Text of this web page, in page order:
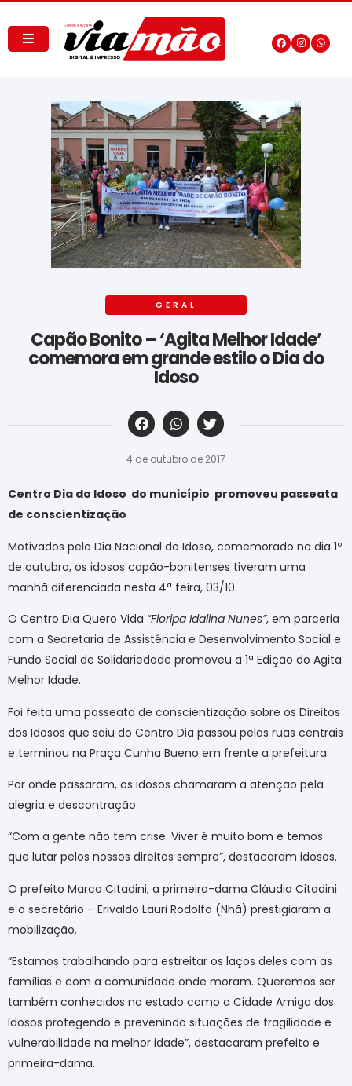
GERAL
Capão Bonito – ‘Agita Melhor Idade’
comemora em grande estilo o Dia do
Idoso
‎ ‎ ‎ ‎ ‎ ‎ ‎ ‎ ‎ ‎ ‎ ‎ ‎ ‎ ‎ ‎ ‎ ‎ ‎ ‎ ‎ ‎ ‎ ‎ ‎ ‎ ‎ ‎ ‎ ‎ ‎
4 de outubro de 2017
Centro Dia do Idoso do município promoveu passeata
de conscientização
Motivados pelo Dia Nacional do Idoso, comemorado no dia 1º
de outubro, os idosos capão-bonitenses tiveram uma
manhã diferenciada nesta 4ª feira, 03/10.
O Centro Dia Quero Vida “Floripa Idalina Nunes”, em parceria
com a Secretaria de Assistência e Desenvolvimento Social e
Fundo Social de Solidariedade promoveu a 1ª Edição do Agita
Melhor Idade.
Foi feita uma passeata de conscientização sobre os Direitos
dos Idosos que saiu do Centro Dia passou pelas ruas centrais
e terminou na Praça Cunha Bueno em frente a prefeitura.
Por onde passaram, os idosos chamaram a atenção pela
alegria e descontração.
“Com a gente não tem crise. Viver é muito bom e temos
que lutar pelos nossos direitos sempre”, destacaram idosos.
O prefeito Marco Citadini, a primeira-dama Cláudia Citadini
e o secretário – Erivaldo Lauri Rodolfo (Nhã) prestigiaram a
mobilização.
“Estamos trabalhando para estreitar os laços deles com as
famílias e com a comunidade onde moram. Queremos ser
também conhecidos no estado como a Cidade Amiga dos
Idosos protegendo e prevenindo situações de fragilidade e
vulnerabilidade na melhor idade”, destacaram prefeito e
primeira-dama.